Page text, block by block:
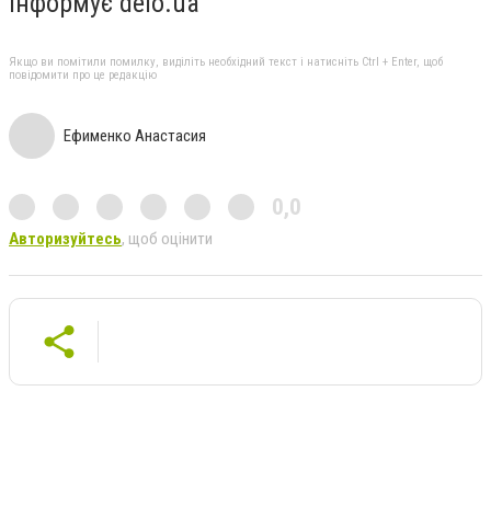
Якщо ви помітили помилку, виділіть необхідний текст і натисніть Ctrl + Enter, щоб
повідомити про це редакцію
Ефименко Анастасия
0,0
Авторизуйтесь, щоб оцінити